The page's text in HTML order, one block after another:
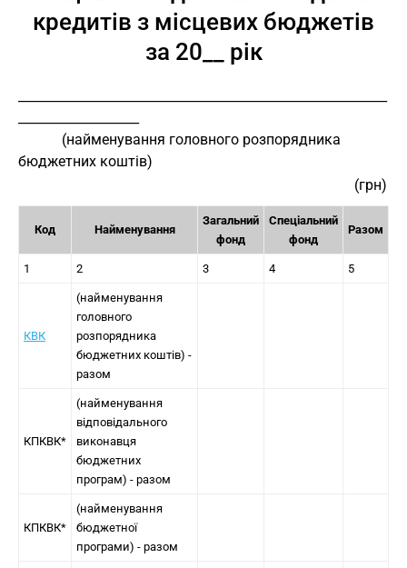
кредитів з місцевих бюджетів
за 20__ рік
бюджетних коштів)
(грн)
Код Найменування
Загальний
фонд
Спеціальний
фонд
Разом
1 2 3 4 5
КВК
(найменування
головного
розпорядника
бюджетних коштів) -
разом
КПКВК*
(найменування
відповідального
виконавця
бюджетних
програм) - разом
КПКВК*
(найменування
бюджетної
програми) - разом